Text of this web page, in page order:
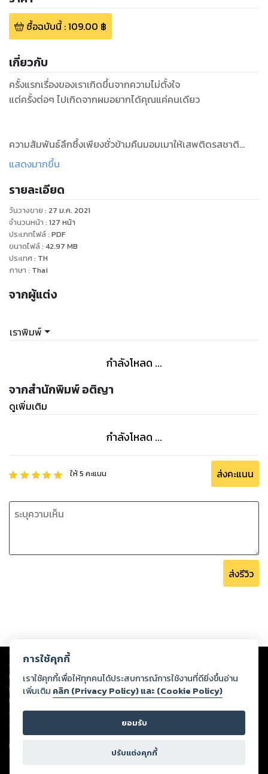
ซื้อฉบับนี้:109.00 ฿
เกี่ยวกับ
ครั้งแรกเรื่องของเราเกิดขึ้นจากความไม่ตั้งใจ
แต่ครั้งต่อๆ ไปเกิดจากผมอยากได้คุณแค่คนเดียว
ความสัมพันธ์ลึกซึ้งเพียงชั่วข้ามคืนมอมเมาให้เสพติดรสชาติ
หวานมันหนุบหนับไม่ต่างจากการกินชาไข่มุก และในเมื่อติดอก
หน้าให้หนุ่มน้อยกลืนกินตัวเองไปเรื่อยๆ ไม่ต่างจากการสะสมแต้ม
ที่สามารถเก็บไว้แลกรางวัลใหญ่ในความสัมพันธ์ที่พัฒนาขึ้น
แสดงมากขึ้น
รายละเอียด
วันวางขาย : 27 ม.ค. 2021
จำนวนหน้า : 127 หน้า
ประเภทไฟล์: PDF
ขนาดไฟล์: 42.97 MB
ประเทศ: TH
ภาษา : Thai
จากผู้แต่ง
เราพิมพ์
กำลังโหลด ...
จากสำนักพิมพ์ อติญา
ดูเพิ่มเติม
กำลังโหลด ...
ให้5 คะแนน ส่งคะแนน
ส่งรีวิว
Copyright © 2026
ต่อผลงานหรือเนื้อหาใดที่อัปโหลดผ่านเว็บไซต์และปรากฏว่าละเมิดสิทธิใน
ทรัพย์สินทางปัญญาของบุคคลอื่นหรือขัดต่อกฎหมายและศีลธรรม ดังนั้น ผู้อ่าน
ทุกท่านโปรดใช้วิจารณญาณในการกลั่นกรองด้วยตนเอง และหากท่านพบว่าส่วน
หนึ่งส่วนใดขัดต่อกฎหมายและศีลธรรม กรุณาแจ้งมายังบริษัท เพื่อทีมงานจะได้
ดำเนินการในทันที ทั้งนี้ ทางสตอรี่ล็อกขอสงวนลิขสิทธิ์ตามพระราชบัญญัติ
ลิขสิทธิ์ พ.ศ. 2537 (ฉบับล่าสุด)
For support: member@ookbee.com
Version
การใช้คุกกี้
เราใช้คุกกี้เพื่อให้ทุกคนได้ประสบการณ์การใช้งานที่ดียิ่งขึ้นอ่าน
เพิ่มเติม คลิก (Privacy Policy) และ (Cookie Policy)
ยอมรับ
ปรับแต่งคุกกี้